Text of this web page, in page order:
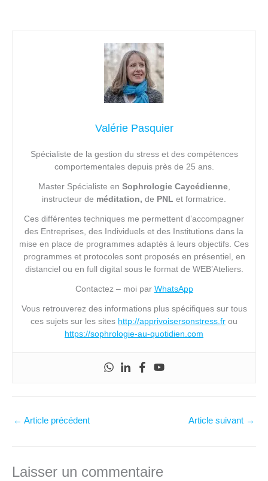
Valérie Pasquier
Spécialiste de la gestion du stress et des compétences
comportementales depuis près de 25 ans.
Master Spécialiste en Sophrologie Caycédienne,
instructeur de méditation, de PNL et formatrice.
Ces différentes techniques me permettent d’accompagner
des Entreprises, des Individuels et des Institutions dans la
mise en place de programmes adaptés à leurs objectifs. Ces
programmes et protocoles sont proposés en présentiel, en
distanciel ou en full digital sous le format de WEB’Ateliers.
Contactez – moi par WhatsApp
Vous retrouverez des informations plus spécifiques sur tous
ces sujets sur les sites http://apprivoisersonstress.fr ou
https://sophrologie-au-quotidien.com
← Article précédent Article suivant →
Laisser un commentaire